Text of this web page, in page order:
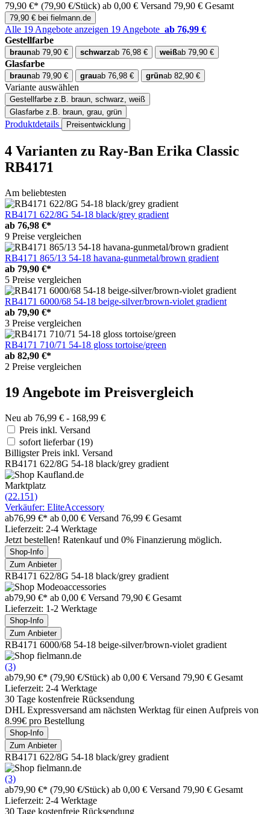
79,90 €* (79,90 €/Stück) ab 0,00 € Versand 79,90 € Gesamt
79,90 € bei fielmann.de
Alle 19 Angebote anzeigen 19 Angebote ab 76,99 €
Gestellfarbe
braunab 79,90 € schwarzab 76,98 € weißab 79,90 €
Glasfarbe
braunab 79,90 € grauab 76,98 € grünab 82,90 €
Variante auswählen
Gestellfarbe z.B. braun, schwarz, weiß
Glasfarbe z.B. braun, grau, grün
Produktdetails Preisentwicklung
4 Varianten zu Ray-Ban Erika Classic
RB4171
Am beliebtesten
RB4171 622/8G 54-18 black/grey gradient
ab 76,98 €*
9 Preise vergleichen
RB4171 865/13 54-18 havana-gunmetal/brown gradient
ab 79,90 €*
5 Preise vergleichen
RB4171 6000/68 54-18 beige-silver/brown-violet gradient
ab 79,90 €*
3 Preise vergleichen
RB4171 710/71 54-18 gloss tortoise/green
ab 82,90 €*
2 Preise vergleichen
19 Angebote im Preisvergleich
Neu ab 76,99 € - 168,99 €
Preis inkl. Versand
sofort lieferbar(19)
Billigster Preis inkl. Versand
RB4171 622/8G 54-18 black/grey gradient
Marktplatz
(22.151)
Verkäufer: EliteAccessory
ab76,99 €* ab 0,00 € Versand 76,99 € Gesamt
Lieferzeit: 2-4 Werktage
Jetzt bestellen! Ratenkauf und 0% Finanzierung möglich.
Shop-Info
Zum Anbieter
RB4171 622/8G 54-18 black/grey gradient
ab79,90 €* ab 0,00 € Versand 79,90 € Gesamt
Lieferzeit: 1-2 Werktage
Shop-Info
Zum Anbieter
RB4171 6000/68 54-18 beige-silver/brown-violet gradient
(3)
ab79,90 €* (79,90 €/Stück) ab 0,00 € Versand 79,90 € Gesamt
Lieferzeit: 2-4 Werktage
30 Tage kostenfreie Rücksendung
DHL Expressversand am nächsten Werktag für einen Aufpreis von
8.99€ pro Bestellung
Shop-Info
Zum Anbieter
RB4171 622/8G 54-18 black/grey gradient
(3)
ab79,90 €* (79,90 €/Stück) ab 0,00 € Versand 79,90 € Gesamt
Lieferzeit: 2-4 Werktage
30 Tage kostenfreie Rücksendung